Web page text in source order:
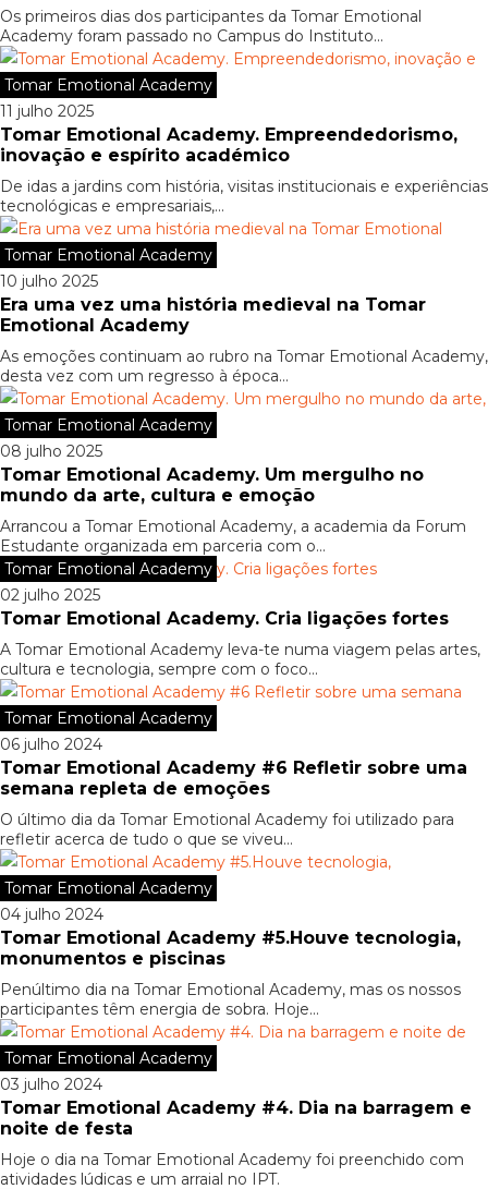
Os primeiros dias dos participantes da Tomar Emotional
Academy foram passado no Campus do Instituto...
Tomar Emotional Academy
11 julho 2025
Tomar Emotional Academy. Empreendedorismo,
inovação e espírito académico
De idas a jardins com história, visitas institucionais e experiências
tecnológicas e empresariais,...
Tomar Emotional Academy
10 julho 2025
Era uma vez uma história medieval na Tomar
Emotional Academy
As emoções continuam ao rubro na Tomar Emotional Academy,
desta vez com um regresso à época...
Tomar Emotional Academy
08 julho 2025
Tomar Emotional Academy. Um mergulho no
mundo da arte, cultura e emoção
Arrancou a Tomar Emotional Academy, a academia da Forum
Estudante organizada em parceria com o...
Tomar Emotional Academy
02 julho 2025
Tomar Emotional Academy. Cria ligações fortes
A Tomar Emotional Academy leva-te numa viagem pelas artes,
cultura e tecnologia, sempre com o foco...
Tomar Emotional Academy
06 julho 2024
Tomar Emotional Academy #6 Refletir sobre uma
semana repleta de emoções
O último dia da Tomar Emotional Academy foi utilizado para
refletir acerca de tudo o que se viveu...
Tomar Emotional Academy
04 julho 2024
Tomar Emotional Academy #5.Houve tecnologia,
monumentos e piscinas
Penúltimo dia na Tomar Emotional Academy, mas os nossos
participantes têm energia de sobra. Hoje...
Tomar Emotional Academy
03 julho 2024
Tomar Emotional Academy #4. Dia na barragem e
noite de festa
Hoje o dia na Tomar Emotional Academy foi preenchido com
atividades lúdicas e um arraial no IPT.